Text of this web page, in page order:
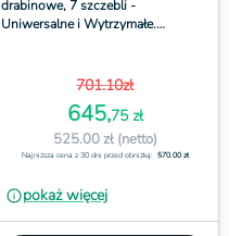
drabinowe, 7 szczebli -
Uniwersalne i Wytrzymałe.
701.10zł
645,75 zł
525.00 zł (netto)
Najniższa cena z 30 dni przed obniżką: 570.00 zł
pokaż więcej